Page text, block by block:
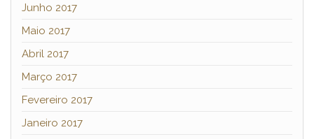
Junho 2017
Maio 2017
Abril 2017
Março 2017
Fevereiro 2017
Janeiro 2017